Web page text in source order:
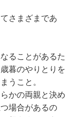
さまざまであ
ることがあるた
暮のやりとりを
うこと。
かの両親と決め
場合があるの